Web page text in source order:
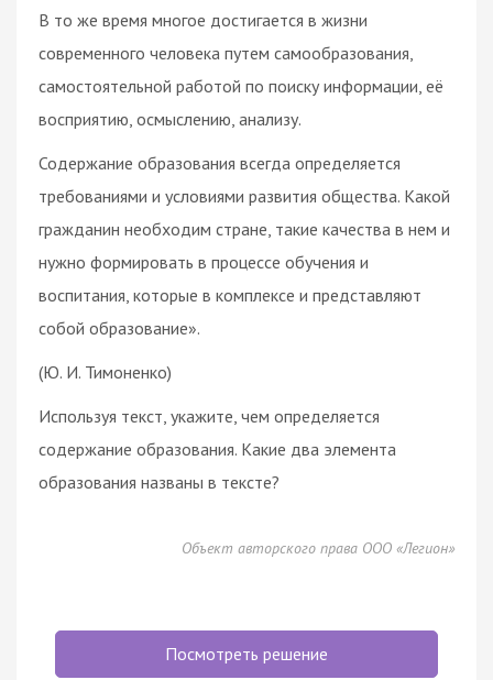
В то же время многое достигается в жизни
современного человека путем самообразования,
самостоятельной работой по поиску информации, её
восприятию, осмыслению, анализу.
Содержание образования всегда определяется
требованиями и условиями развития общества. Какой
гражданин необходим стране, такие качества в нем и
нужно формировать в процессе обучения и
воспитания, которые в комплексе и представляют
собой образование».
(Ю. И. Тимоненко)
Используя текст, укажите, чем определяется
содержание образования. Какие два элемента
образования названы в тексте?
Объект авторского права ООО «Легион»
Посмотреть решение